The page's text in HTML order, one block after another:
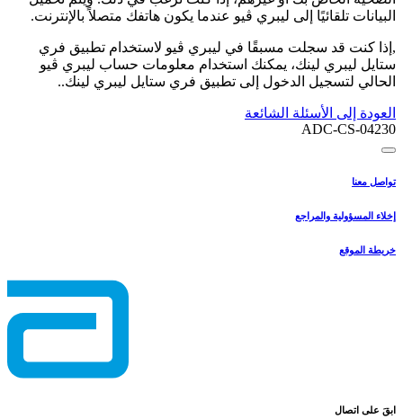
البيانات تلقائيًا إلى ليبري ڤيو عندما يكون هاتفك متصلاً بالإنترنت.
,إذا كنت قد سجلت مسبقًا في ليبري ڤيو لاستخدام تطبيق فري
ستايل ليبري لينك، يمكنك استخدام معلومات حساب ليبري ڤيو
الحالي لتسجيل الدخول إلى تطبيق فري ستايل ليبري لينك..
العودة إلى الأسئلة الشائعة
ADC-CS-04230
تواصل معنا
إخلاء المسؤولية والمراجع
خريطة الموقع
ابقَ على اتصال